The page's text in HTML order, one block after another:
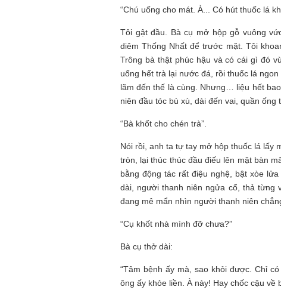
“Chú uống cho mát. À... Có hút thuốc lá
Tôi gật đầu. Bà cụ mở hộp gỗ vuông
diêm Thống Nhất để trước mặt. Tôi
Trông bà thật phúc hậu và có cái gì đó
uống hết trà lại nước đá, rồi thuốc lá
lãm đến thế là cùng. Nhưng… liệu hết
niên đầu tóc bù xù, dài đến vai, quần
“Bà khốt cho chén trà”.
Nói rồi, anh ta tự tay mở hộp thuốc lá lấy
tròn, lại thúc thúc đầu điếu lên mặt bàn
bằng động tác rất điệu nghệ, bật xòe
dài, người thanh niên ngửa cổ, thả từng
đang mê mẩn nhìn người thanh niên
“Cụ khốt nhà mình đỡ chưa?”
Bà cụ thở dài:
“Tâm bệnh ấy mà, sao khỏi được. Chỉ
ông ấy khỏe liền. À này! Hay chốc cậu về